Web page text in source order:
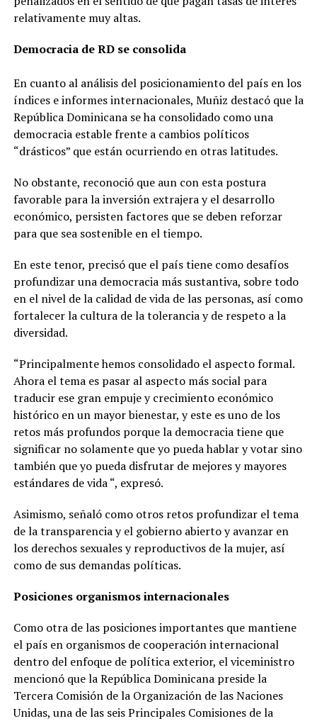
relativamente muy altas.
Democracia de RD se consolida
En cuanto al análisis del posicionamiento del país en los
índices e informes internacionales, Muñiz destacó que la
República Dominicana se ha consolidado como una
democracia estable frente a cambios políticos
“drásticos” que están ocurriendo en otras latitudes.
No obstante, reconoció que aun con esta postura
favorable para la inversión extrajera y el desarrollo
económico, persisten factores que se deben reforzar
para que sea sostenible en el tiempo.
En este tenor, precisó que el país tiene como desafíos
profundizar una democracia más sustantiva, sobre todo
en el nivel de la calidad de vida de las personas, así como
fortalecer la cultura de la tolerancia y de respeto a la
diversidad.
“Principalmente hemos consolidado el aspecto formal.
Ahora el tema es pasar al aspecto más social para
traducir ese gran empuje y crecimiento económico
histórico en un mayor bienestar, y este es uno de los
retos más profundos porque la democracia tiene que
significar no solamente que yo pueda hablar y votar sino
también que yo pueda disfrutar de mejores y mayores
estándares de vida “, expresó.
Asimismo, señaló como otros retos profundizar el tema
de la transparencia y el gobierno abierto y avanzar en
los derechos sexuales y reproductivos de la mujer, así
como de sus demandas políticas.
Posiciones organismos internacionales
Como otra de las posiciones importantes que mantiene
el país en organismos de cooperación internacional
dentro del enfoque de política exterior, el viceministro
mencionó que la República Dominicana preside la
Tercera Comisión de la Organización de las Naciones
Unidas, una de las seis Principales Comisiones de la